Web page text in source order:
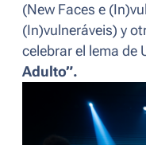
(New Faces e
(In)vulneráveis) y
celebrar el lema de
Adulto”.